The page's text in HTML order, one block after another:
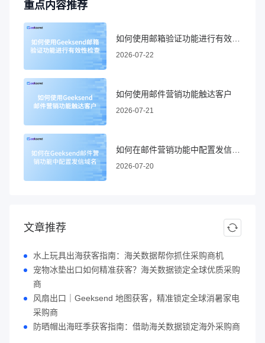
重点内容推荐
2026-07-22
如何使用邮件营销功能触达客户
2026-07-21
2026-07-20
文章推荐
水上玩具出海获客指南：海关数据帮你抓住采购商机
宠物冰垫出口如何精准获客？海关数据锁定全球优质采购
商
风扇出口｜Geeksend 地图获客，精准锁定全球消暑家电
采购商
防晒帽出海旺季获客指南：借助海关数据锁定海外采购商